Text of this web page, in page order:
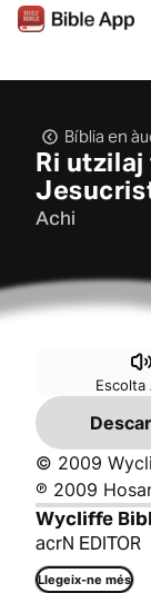
Bíblia en
Ri
Achi
Escolta
© 2009
℗ 2009
Wycliffe
acrN EDITOR
Llegeix-ne més